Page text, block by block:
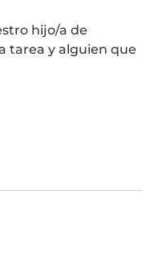
hijo/a de
tarea y alguien que